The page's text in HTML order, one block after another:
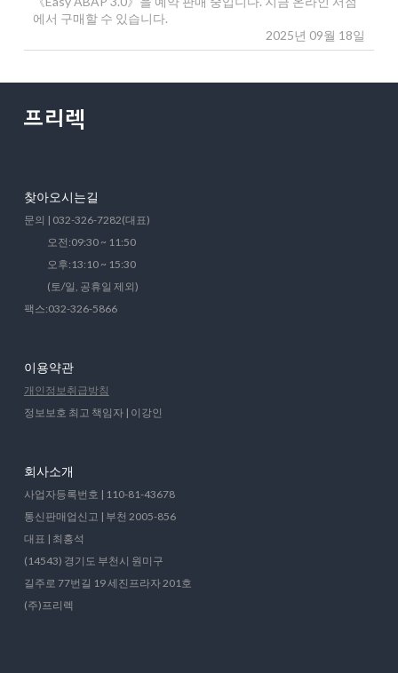
에서 구매할 수 있습니다.
2025년 09월 18일
찾아오시는길
문의 | 032-326-7282(대표)
오전:09:30 ~ 11:50
오후:13:10 ~ 15:30
(토/일, 공휴일 제외)
팩스:032-326-5866
이용약관
개인정보취급방침
정보보호 최고 책임자 | 이강인
회사소개
사업자등록번호 | 110-81-43678
통신판매업신고 | 부천 2005-856
대표 | 최홍석
(14543) 경기도 부천시 원미구
길주로 77번길 19 세진프라자 201호
(주)프리렉